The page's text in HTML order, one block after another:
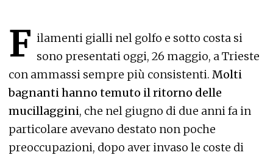
F ilamenti gialli nel golfo e sotto costa si
sono presentati oggi, 26 maggio, a Trieste
con ammassi sempre più consistenti. Molti
bagnanti hanno temuto il ritorno delle
mucillaggini, che nel giugno di due anni fa in
particolare avevano destato non poche
preoccupazioni, dopo aver invaso le coste di